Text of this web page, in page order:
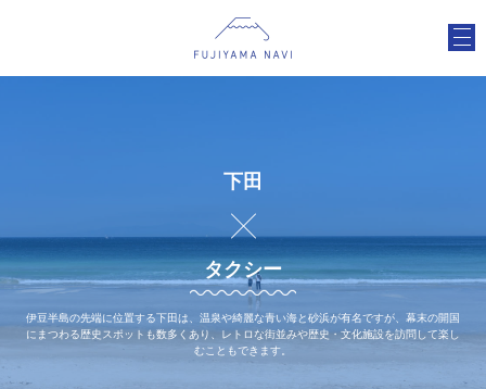
下田
タクシー
伊豆半島の先端に位置する下田は、温泉や綺麗な青い海と砂浜が有名ですが、幕末の開国
にまつわる歴史スポットも数多くあり、レトロな街並みや歴史・文化施設を訪問して楽し
むこともできます。